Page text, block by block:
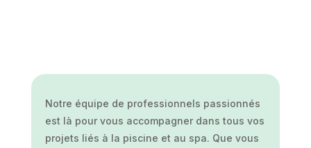
Notre équipe de professionnels passionnés
est là pour vous accompagner dans tous vos
projets liés à la piscine et au spa. Que vous